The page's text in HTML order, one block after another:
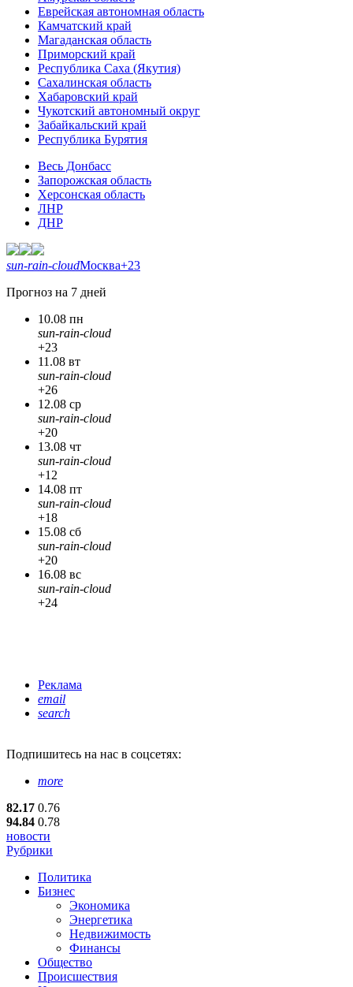
Еврейская автономная область
Камчатский край
Магаданская область
Приморский край
Республика Саха (Якутия)
Сахалинская область
Хабаровский край
Чукотский автономный округ
Забайкальский край
Республика Бурятия
Весь Донбасс
Запорожская область
Херсонская область
ЛНР
ДНР
sun-rain-cloudМосква+23
Прогноз на 7 дней
10.08 пн
sun-rain-cloud
+23
11.08 вт
sun-rain-cloud
+26
12.08 ср
sun-rain-cloud
+20
13.08 чт
sun-rain-cloud
+12
14.08 пт
sun-rain-cloud
+18
15.08 сб
sun-rain-cloud
+20
16.08 вс
sun-rain-cloud
+24
Реклама
email
search
Подпишитесь на нас в соцсетях:
more
82.17 0.76
94.84 0.78
новости
Рубрики
Политика
Бизнес
Экономика
Энергетика
Недвижимость
Финансы
Общество
Происшествия